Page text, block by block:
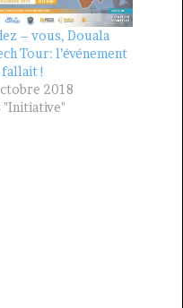
– vous, Douala
Tour: l’événement
fallait !
2018
"Initiative"